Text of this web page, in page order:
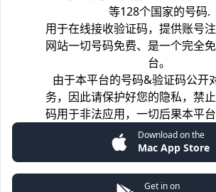
等128个国家的号码.
用于在线接收验证码，提供账号
网站一切号码免费、是一个完全
台。
由于本平台的号码&验证码公开
务，因此请保护好您的隐私，禁
码用于非法应用，一切后果本平台
Download on the
Mac App Store
Get in on